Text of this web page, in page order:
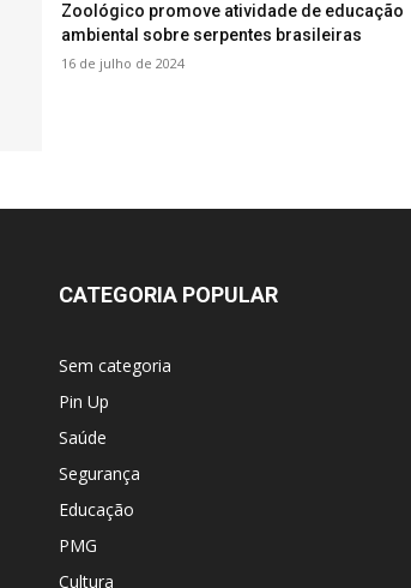
Zoológico promove atividade de educação
ambiental sobre serpentes brasileiras
16 de julho de 2024
CATEGORIA POPULAR
Sem categoria
Pin Up
Saúde
Segurança
Educação
PMG
Cultura